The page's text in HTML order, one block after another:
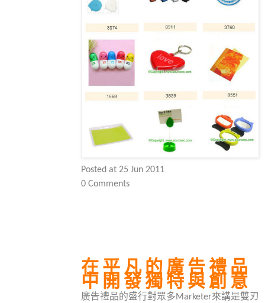
Posted at 25 Jun 2011
0 Comments
在平凡的廣告禮品
中開發獨特與創意
廣告禮品的盛行對眾多Marketer來講是雙刃